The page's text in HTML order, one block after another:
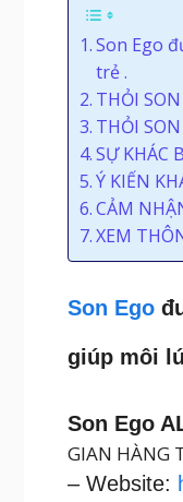
Son Ego
trẻ .
THỎI
THỎI
SỰ KHÁC
Ý KIẾN
CẢM
XEM
Son Ego
giúp môi
Son Ego
GIAN HÀNG
– Website: